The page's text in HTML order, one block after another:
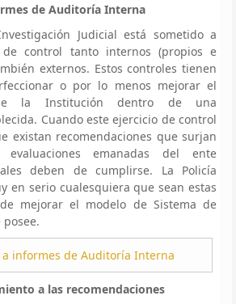
de Auditoría Interna
Judicial está sometido a
de control tanto internos (propios e
externos. Estos controles tienen
o por lo menos mejorar el
la Institución dentro de una
Cuando este ejercicio de control
existan recomendaciones que surjan
emanadas del ente
deben de cumplirse. La Policía
en serio cualesquiera que sean estas
mejorar el modelo de Sistema de
informes de Auditoría Interna
a las recomendaciones